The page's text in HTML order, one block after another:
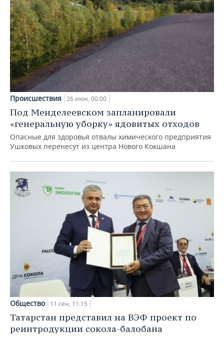
Происшествия 26 июн, 00:00
Под Менделеевском запланировали
«генеральную уборку» ядовитых отходов
Опасные для здоровья отвалы химического предприятия
Ушковых перенесут из центра Нового Кокшана
Общество 11 сен, 11:15
Татарстан представил на ВЭФ проект по
реинтродукции сокола-балобана